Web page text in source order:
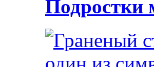
Подростки